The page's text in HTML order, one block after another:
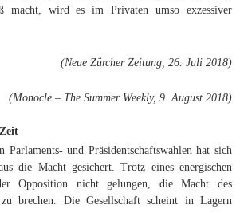
macht, wird es im Privaten umso exzessiver
(Neue Zürcher Zeitung, 26. Juli 2018)
(Monocle – The Summer Weekly, 9. August 2018)
Parlaments- und Präsidentschaftswahlen hat sich
die Macht gesichert. Trotz eines energischen
Opposition nicht gelungen, die Macht des
brechen. Die Gesellschaft scheint in Lagern